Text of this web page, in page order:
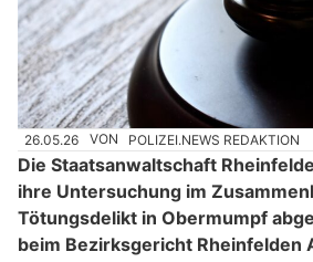
26.05.26 VON POLIZEI.NEWS REDAKTION
Die Staatsanwaltschaft
ihre Untersuchung im
Tötungsdelikt in Obermumpf
beim Bezirksgericht Rheinfelden